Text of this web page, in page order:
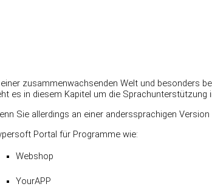
einer zusammenwachsenden Welt und besonders
es in diesem Kapitel um die Sprachunterstützung
Sie allerdings an einer anderssprachigen
Portal für Programme wie:
Webshop
YourAPP